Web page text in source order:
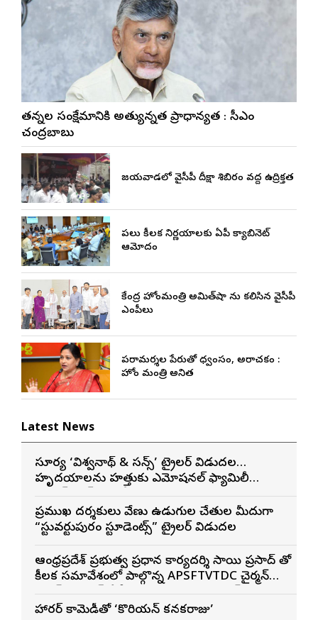
నేతన్నల సంక్షేమానికి అత్యున్నత ప్రాధాన్యత : సీఎం
చంద్రబాబు
విజయవాడలో వైసీపీ దీక్షా శిబిరం వద్ద ఉద్రిక్తత
పలు కీలక నిర్ణయాలకు ఏపీ క్యాబినెట్
ఆమోదం
కేంద్ర హోంమంత్రి అమిత్‌షా ను కలిసిన వైసీపీ
ఎంపీలు
పరామర్శల పేరుతో విధ్వంసం, అరాచకం :
హోం మంత్రి అనిత
Latest News
సూర్య ‘విశ్వనాథ్ & సన్స్’ ట్రైలర్ విడుదల…
హృదయాలను హత్తుకునే ఎమోషనల్ ఫ్యామిలీ
ప్రముఖ దర్శకులు వేణు ఉడుగుల చేతుల మీదుగా
“స్టువర్టుపురం స్టూడెంట్స్” ట్రైలర్ విడుదల
ఆంధ్రప్రదేశ్ ప్రభుత్వ ప్రధాన కార్యదర్శి సాయి ప్రసాద్ తో
కీలక సమావేశంలో పాల్గొన్న APSFTVTDC చైర్మన్
శాఖల అధికారులు
హారర్ కామెడీతో ‘కొరియన్ కనకరాజు’